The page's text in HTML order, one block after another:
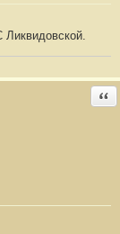
Ликвидовской.